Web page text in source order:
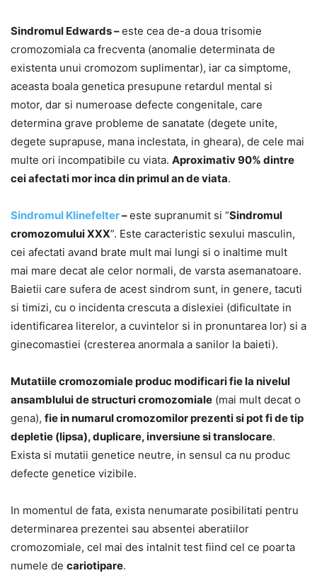
Sindromul Edwards –este cea de-a doua trisomie
cromozomiala ca frecventa (anomalie determinata de
existenta unui cromozom suplimentar), iar ca simptome,
aceasta boala genetica presupune retardul mental si
motor, dar si numeroase defecte congenitale, care
determina grave probleme de sanatate (degete unite,
degete suprapuse, mana inclestata, in gheara), de cele mai
multe ori incompatibile cu viata. Aproximativ 90% dintre
cei afectati mor inca din primul an de viata.
Sindromul Klinefelter–este supranumit si “Sindromul
cromozomului XXX”. Este caracteristic sexului masculin,
cei afectati avand brate mult mai lungi si o inaltime mult
mai mare decat ale celor normali, de varsta asemanatoare.
Baietii care sufera de acest sindrom sunt, in genere, tacuti
si timizi, cu o incidenta crescuta a dislexiei (dificultate in
identificarea literelor, a cuvintelor si in pronuntarea lor) si a
ginecomastiei (cresterea anormala a sanilor la baieti).
Mutatiile cromozomiale produc modificari fie la nivelul
ansamblului de structuri cromozomiale (mai mult decat o
gena), fie in numarul cromozomilor prezenti si pot fi de tip
depletie (lipsa), duplicare, inversiune si translocare.
Exista si mutatii genetice neutre, in sensul ca nu produc
defecte genetice vizibile.
In momentul de fata, exista nenumarate posibilitati pentru
determinarea prezentei sau absentei aberatiilor
cromozomiale, cel mai des intalnit test fiind cel ce poarta
numele de cariotipare.